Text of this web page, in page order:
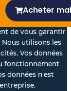
Acheter
données à des
annonces
de vous garantir
utilisons les
Vos données
fonctionnement
données n'est